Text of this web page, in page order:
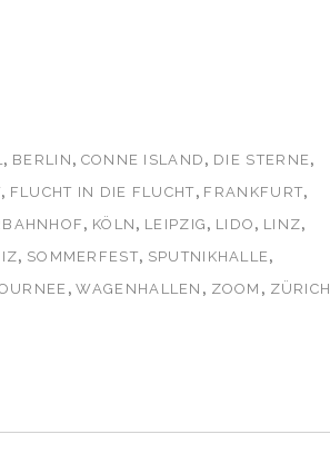
, BERLIN , CONNE ISLAND , DIE STERNE,
, FLUCHT IN DIE FLUCHT, FRANKFURT,
, KÖLN , LEIPZIG , LIDO , LINZ,
, SOMMERFEST, SPUTNIKHALLE,
,WAGENHALLEN , ZOOM , ZÜRICH